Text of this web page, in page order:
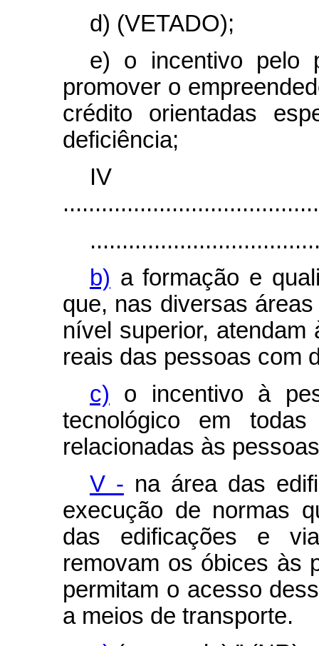
d) (VETADO);
e) o incentivo pelo
promover o
crédito orientadas
deficiência;
b) a formação e
que, nas diversas
nível superior,
reais das pessoas com
c) o incentivo à
tecnológico em
relacionadas às
V - na área das
execução de normas
das edificações e
removam os óbices às
permitam o acesso
a meios de transporte.